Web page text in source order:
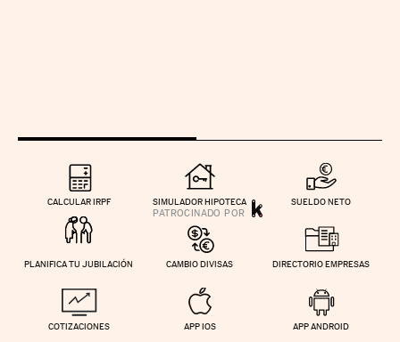
CALCULAR IRPF SIMULADOR HIPOTECA SUELDO NETO
PLANIFICA TU JUBILACIÓN CAMBIO DIVISAS DIRECTORIO EMPRESAS
COTIZACIONES APP IOS APP ANDROID